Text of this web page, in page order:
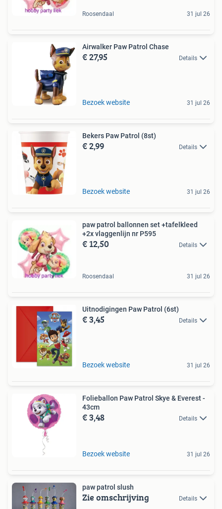
Roosendaal 31 jul 26
Airwalker Paw Patrol Chase
€ 27,95 Details
Bezoek website 31 jul 26
Bekers Paw Patrol (8st)
€ 2,99 Details
Bezoek website 31 jul 26
paw patrol ballonnen set +tafelkleed
+2x vlaggenlijn nr P595
€ 12,50 Details
Roosendaal 31 jul 26
Uitnodigingen Paw Patrol (6st)
€ 3,45 Details
Bezoek website 31 jul 26
Folieballon Paw Patrol Skye & Everest -
43cm
€ 3,48 Details
Bezoek website 31 jul 26
paw patrol slush
Zie omschrijving Details